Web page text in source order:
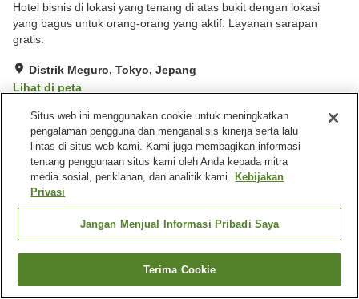
Hotel bisnis di lokasi yang tenang di atas bukit dengan lokasi
yang bagus untuk orang-orang yang aktif. Layanan sarapan
gratis.
Distrik Meguro, Tokyo, Jepang
Lihat di peta
Sangat baik Ulasan:148
Fasilitas properti
Tempat parkir
Gym / Klub kebugaran
Restoran
Beranda Jepang Tokyo
Distrik Meguro
KKR Hotel Nakameguro
Cari kamar
Situs web ini menggunakan cookie untuk meningkatkan
pengalaman pengguna dan menganalisis kinerja serta lalu
lintas di situs web kami. Kami juga membagikan informasi
tentang penggunaan situs kami oleh Anda kepada mitra
media sosial, periklanan, dan analitik kami. Kebijakan
Privasi
Jangan Menjual Informasi Pribadi Saya
Terima Cookie